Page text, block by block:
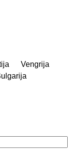
Vengrija